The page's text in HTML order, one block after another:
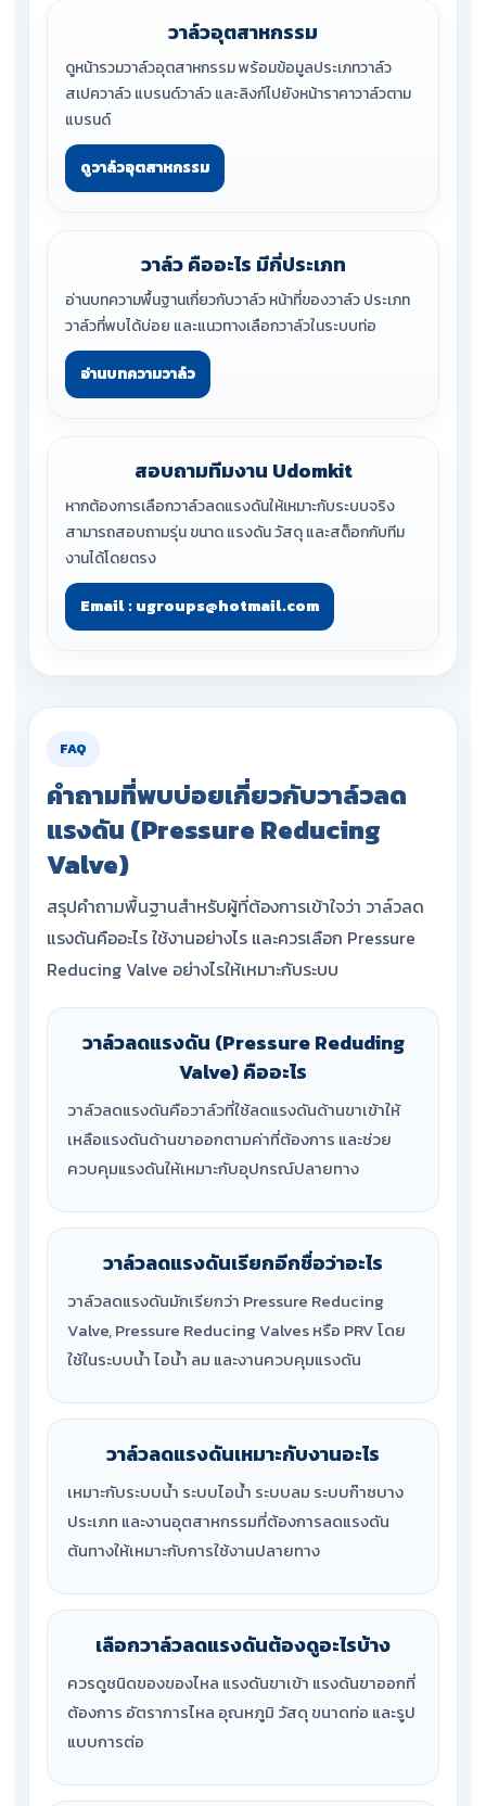
วาล์วอุตสาหกรรม
ดูหน้ารวมวาล์วอุตสาหกรรม พร้อมข้อมูลประเภทวาล์ว
สเปควาล์ว แบรนด์วาล์ว และลิงก์ไปยังหน้าราคาวาล์วตาม
แบรนด์
ดูวาล์วอุตสาหกรรม
วาล์ว คืออะไร มีกี่ประเภท
อ่านบทความพื้นฐานเกี่ยวกับวาล์ว หน้าที่ของวาล์ว ประเภท
วาล์วที่พบได้บ่อย และแนวทางเลือกวาล์วในระบบท่อ
อ่านบทความวาล์ว
สอบถามทีมงาน Udomkit
หากต้องการเลือกวาล์วลดแรงดันให้เหมาะกับระบบจริง
สามารถสอบถามรุ่น ขนาด แรงดัน วัสดุ และสต็อกกับทีม
งานได้โดยตรง
Email : ugroups@hotmail.com
FAQ
คำถามที่พบบ่อยเกี่ยวกับวาล์วลด
แรงดัน (Pressure Reducing
Valve)
สรุปคำถามพื้นฐานสำหรับผู้ที่ต้องการเข้าใจว่า วาล์วลด
แรงดันคืออะไร ใช้งานอย่างไร และควรเลือก Pressure
Reducing Valve อย่างไรให้เหมาะกับระบบ
วาล์วลดแรงดัน (Pressure Reduding
Valve)คืออะไร
วาล์วลดแรงดันคือวาล์วที่ใช้ลดแรงดันด้านขาเข้าให้
เหลือแรงดันด้านขาออกตามค่าที่ต้องการ และช่วย
ควบคุมแรงดันให้เหมาะกับอุปกรณ์ปลายทาง
วาล์วลดแรงดันเรียกอีกชื่อว่าอะไร
วาล์วลดแรงดันมักเรียกว่า Pressure Reducing
Valve, Pressure Reducing Valves หรือ PRV โดย
ใช้ในระบบน้ำ ไอน้ำ ลม และงานควบคุมแรงดัน
วาล์วลดแรงดันเหมาะกับงานอะไร
เหมาะกับระบบน้ำ ระบบไอน้ำ ระบบลม ระบบก๊าซบาง
ประเภท และงานอุตสาหกรรมที่ต้องการลดแรงดัน
ต้นทางให้เหมาะกับการใช้งานปลายทาง
เลือกวาล์วลดแรงดันต้องดูอะไรบ้าง
ควรดูชนิดของของไหล แรงดันขาเข้า แรงดันขาออกที่
ต้องการ อัตราการไหล อุณหภูมิ วัสดุ ขนาดท่อ และรูป
แบบการต่อ